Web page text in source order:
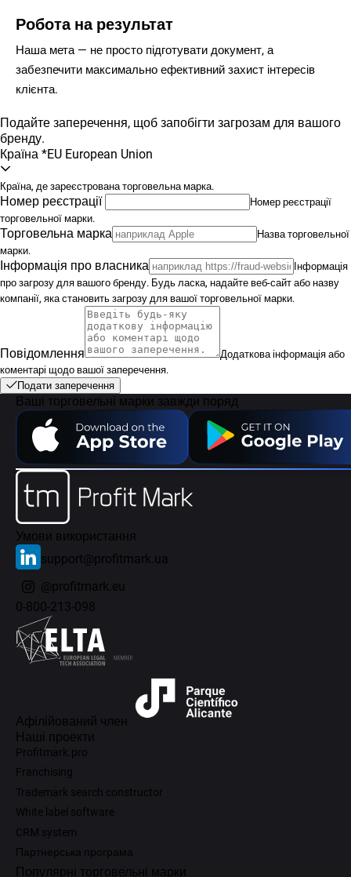
Робота на результат
Наша мета — не просто підготувати документ, а
забезпечити максимально ефективний захист інтересів
клієнта.
Подайте заперечення, щоб запобігти загрозам для вашого
бренду.
Країна *EU European Union
Країна, де зареєстрована торговельна марка.
Номер реєстрації
Номер реєстрації
торговельної марки.
Торговельна марка
Назва торговельної
марки.
Інформація про власника
Інформація
про загрозу для вашого бренду. Будь ласка, надайте веб-сайт або назву
компанії, яка становить загрозу для вашої торговельної марки.
Повідомлення
Додаткова інформація або
коментарі щодо вашої заперечення.
Подати заперечення
Ваші торговельні марки завжди поряд
Умови використання
support@profitmark.ua
@profitmark.eu
0-800-213-098
Афілійований член
Наші проекти
Profitmark.pro
Franchising
Trademark search constructor
White label software
CRM system
Партнерська програма
Популярні торговельні марки